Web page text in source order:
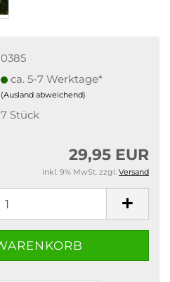
0385
ca. 5-7 Werktage*
(Ausland abweichend)
7 Stück
29,95 EUR
inkl. 9% MwSt. zzgl. Versand